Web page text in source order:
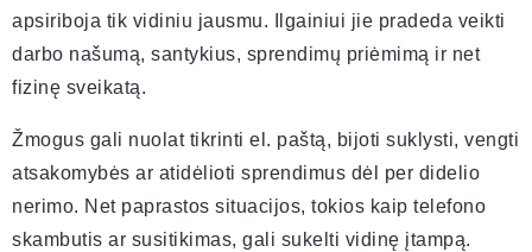
apsiriboja tik vidiniu jausmu. Ilgainiui jie pradeda veikti
darbo našumą, santykius, sprendimų priėmimą ir net
fizinę sveikatą.
Žmogus gali nuolat tikrinti el. paštą, bijoti suklysti, vengti
atsakomybės ar atidėlioti sprendimus dėl per didelio
nerimo. Net paprastos situacijos, tokios kaip telefono
skambutis ar susitikimas, gali sukelti vidinę įtampą.